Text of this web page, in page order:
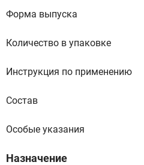
Форма выпуска
Количество в упаковке
Инструкция по применению
Состав
Особые указания
Назначение